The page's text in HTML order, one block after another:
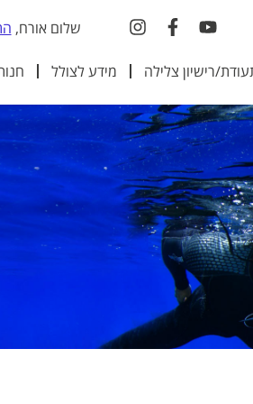
שלום אורח,
רישיון צלילה מידע לצולל